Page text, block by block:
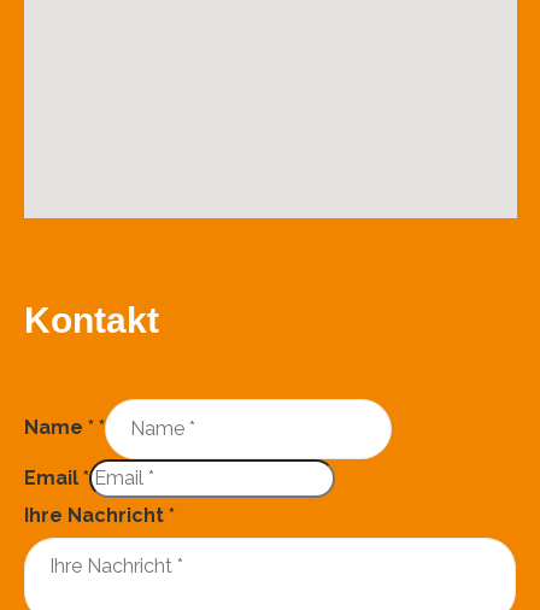
Kontakt
Name * *
Email *
Ihre Nachricht *